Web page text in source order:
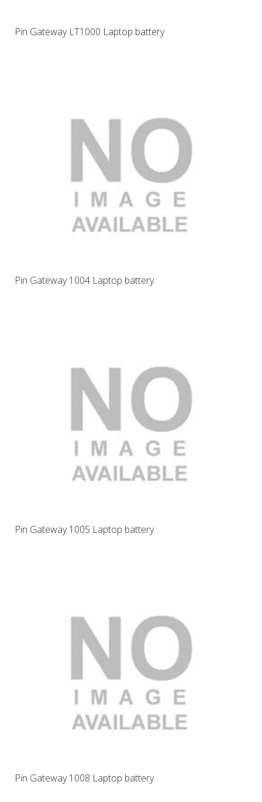
Pin Gateway LT1000 Laptop battery
Pin Gateway 1004 Laptop battery
Pin Gateway 1005 Laptop battery
Pin Gateway 1008 Laptop battery